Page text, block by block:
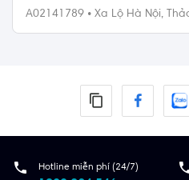
đông bắc đầy đủ nội thất diện
A02141789 • Xa Lộ Hà Nội,
Hotline miễn phí (24/7)